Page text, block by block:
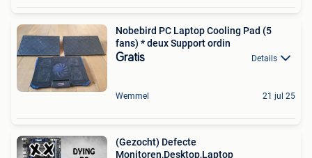
Nobebird PC Laptop Cooling Pad (5
fans) * deux Support ordin
Gratis Details
Wemmel 21 jul 25
(Gezocht) Defecte
Monitoren,Desktop,Laptop